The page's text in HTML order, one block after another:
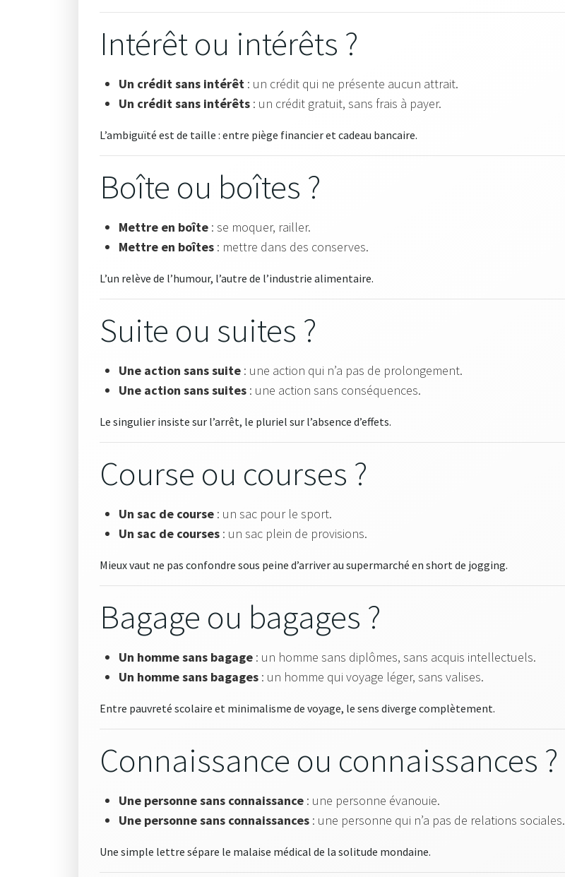
Intérêt ou intérêts ?
Un crédit sans intérêt : un crédit qui ne présente aucun attrait.
Un crédit sans intérêts : un crédit gratuit, sans frais à payer.
L’ambiguïté est de taille : entre piège financier et cadeau bancaire.
Boîte ou boîtes ?
Mettre en boîte : se moquer, railler.
Mettre en boîtes : mettre dans des conserves.
L’un relève de l’humour, l’autre de l’industrie alimentaire.
Suite ou suites ?
Une action sans suite : une action qui n’a pas de prolongement.
Une action sans suites : une action sans conséquences.
Le singulier insiste sur l’arrêt, le pluriel sur l’absence d’effets.
Course ou courses ?
Un sac de course : un sac pour le sport.
Un sac de courses : un sac plein de provisions.
Mieux vaut ne pas confondre sous peine d’arriver au supermarché en short de jogging.
Bagage ou bagages ?
Un homme sans bagage : un homme sans diplômes, sans acquis intellectuels.
Un homme sans bagages : un homme qui voyage léger, sans valises.
Entre pauvreté scolaire et minimalisme de voyage, le sens diverge complètement.
Connaissance ou connaissances ?
Une personne sans connaissance : une personne évanouie.
Une personne sans connaissances : une personne qui n’a pas de relations sociales.
Une simple lettre sépare le malaise médical de la solitude mondaine.